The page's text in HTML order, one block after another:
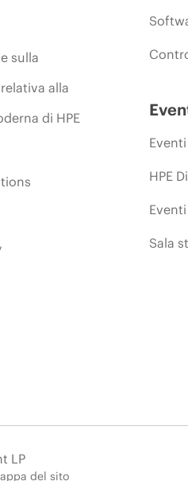
sulla
alla
di HPE
Eventi
HPE
Sala
LP
del sito